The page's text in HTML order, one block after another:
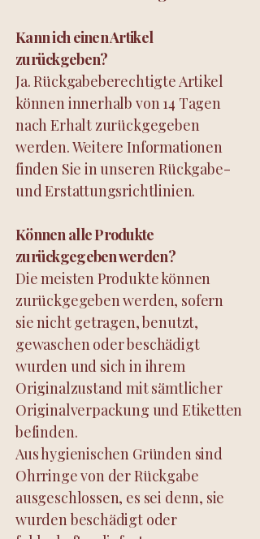
Kann ich einen Artikel
zurückgeben?
Ja. Rückgabeberechtigte Artikel
können innerhalb von 14 Tagen
nach Erhalt zurückgegeben
werden. Weitere Informationen
finden Sie in unseren Rückgabe-
und Erstattungsrichtlinien.
Können alle Produkte
zurückgegeben werden?
Die meisten Produkte können
zurückgegeben werden, sofern
sie nicht getragen, benutzt,
gewaschen oder beschädigt
wurden und sich in ihrem
Originalzustand mit sämtlicher
Originalverpackung und Etiketten
befinden.
Aus hygienischen Gründen sind
Ohrringe von der Rückgabe
ausgeschlossen, es sei denn, sie
wurden beschädigt oder